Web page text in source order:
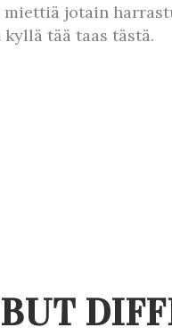
miettiä jotain
tää taas tästä.